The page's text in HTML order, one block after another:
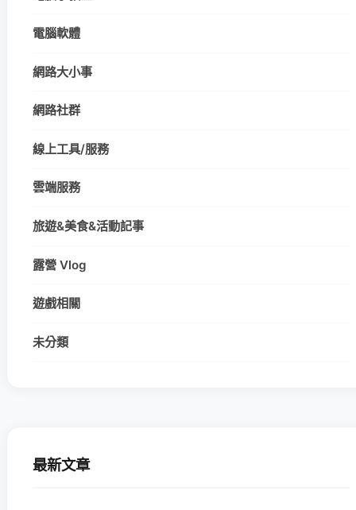
電腦軟體
網路大小事
網路社群
線上工具/服務
雲端服務
旅遊&美食&活動記事
露營 Vlog
遊戲相關
未分類
最新文章